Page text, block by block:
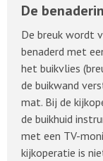
De
De breuk wordt
benaderd met
het buikvlies
de buikwand
mat. Bij de
de buikhuid
met een TV-
kijkoperatie is